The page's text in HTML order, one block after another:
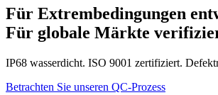
Für Extrembedingungen
Für globale Märkte
IP68 wasserdicht. ISO 9001 zertifiziert.
Betrachten Sie unseren QC-Prozess